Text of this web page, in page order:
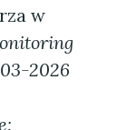
w
2026